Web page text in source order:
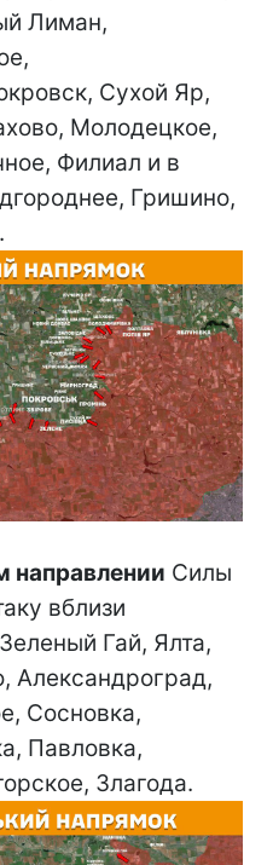
Лиман,
Сухой Яр,
Молодецкое,
Филиал и в
Гришино,
направлении Силы
вблизи
Гай, Ялта,
Александроград,
Сосновка,
Павловка,
Злагода.